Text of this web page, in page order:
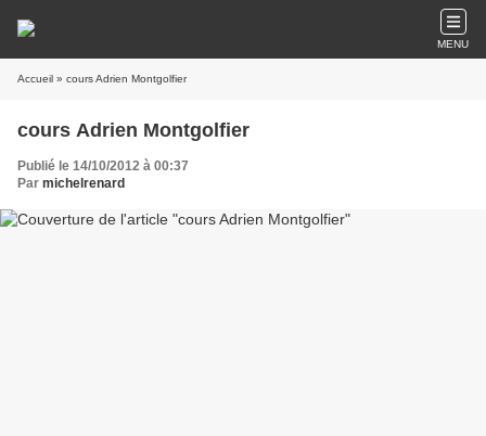
MENU
Accueil » cours Adrien Montgolfier
cours Adrien Montgolfier
Publié le 14/10/2012 à 00:37
Par michelrenard